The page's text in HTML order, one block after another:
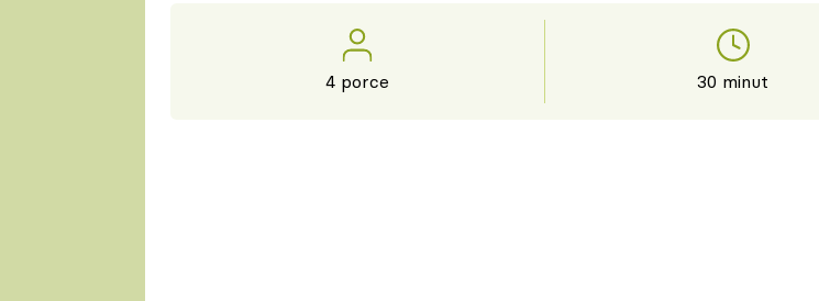
4 porce 30 minut